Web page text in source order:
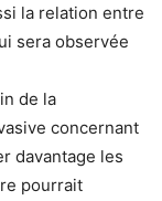
la relation entre
sera observée
de la
concernant
davantage les
pourrait